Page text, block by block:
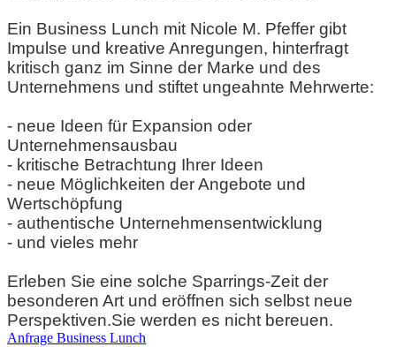
Ein Business Lunch mit Nicole M. Pfeffer gibt
Impulse und kreative Anregungen, hinterfragt
kritisch ganz im Sinne der Marke und des
Unternehmens und stiftet ungeahnte Mehrwerte:
- neue Ideen für Expansion oder
Unternehmensausbau
- kritische Betrachtung Ihrer Ideen
- neue Möglichkeiten der Angebote und
Wertschöpfung
- authentische Unternehmensentwicklung
- und vieles mehr
Erleben Sie eine solche Sparrings-Zeit der
besonderen Art und eröffnen sich selbst neue
Perspektiven.Sie werden es nicht bereuen.
Anfrage Business Lunch